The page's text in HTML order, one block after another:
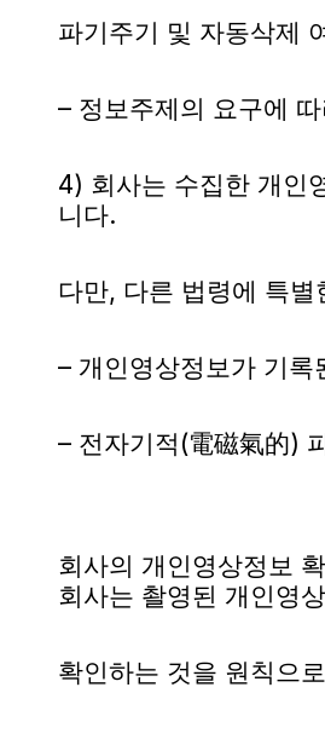
파기주기 및 자동삭제
– 정보주제의 요구에
4) 회사는 수집한 개인
니다.
다만, 다른 법령에 특
– 개인영상정보가 기
– 전자기적(電磁氣的)
회사의 개인영상정보
회사는 촬영된 개인영
확인하는 것을 원칙으